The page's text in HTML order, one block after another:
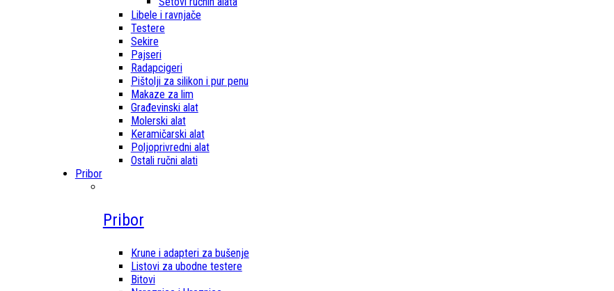
Libele i ravnjače
Testere
Sekire
Pajseri
Radapcigeri
Pištolji za silikon i pur penu
Makaze za lim
Građevinski alat
Molerski alat
Keramičarski alat
Poljoprivredni alat
Ostali ručni alati
Pribor
Pribor
Krune i adapteri za bušenje
Listovi za ubodne testere
Bitovi